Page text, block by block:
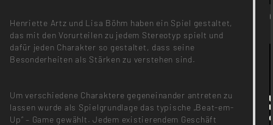
Henriette Artz und Lisa Böhm haben ein Spiel gestaltet,
das mit den Vorurteilen zu jedem Stereotyp spielt und
dafür jeden Charakter so gestaltet, dass seine
Besonderheiten als Stärken zu verstehen sind.
Um verschiedene Charaktere gegeneinander antreten zu
lassen wurde als Spielgrundlage das typische „Beat-em-
Up“ – Game gewählt. Jedem existierendem Geschäft